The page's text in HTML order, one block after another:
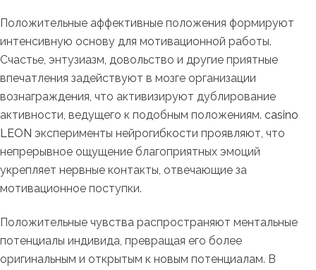
Положительные аффективные положения формируют
интенсивную основу для мотивационной работы.
Счастье, энтузиазм, довольство и другие приятные
впечатления задействуют в мозге организации
вознаграждения, что активизируют дублирование
активности, ведущего к подобным положениям. casino
LEON эксперименты нейрогибкости проявляют, что
непрерывное ощущение благоприятных эмоций
укрепляет нервные контакты, отвечающие за
мотивационное поступки.
Положительные чувства распространяют ментальные
потенциалы индивида, превращая его более
оригинальным и открытым к новым потенциалам. В